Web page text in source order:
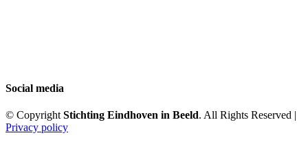
Social media
© CopyrightStichting Eindhoven in Beeld. All Rights Reserved |
Privacy policy